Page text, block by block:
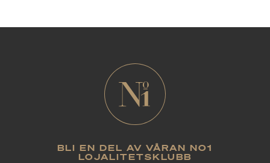
BLI EN DEL AV VÅRAN NO1
LOJALITETSKLUBB